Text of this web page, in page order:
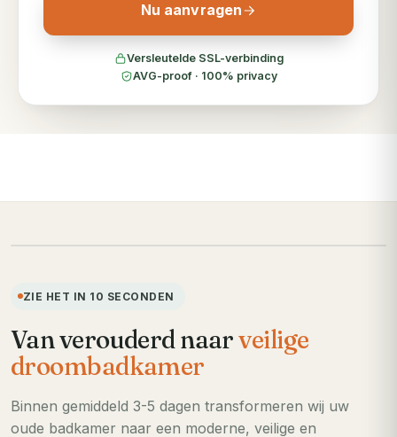
Nu aanvragen
Versleutelde SSL-verbinding
AVG-proof · 100% privacy
ZIE HET IN 10 SECONDEN
Van verouderd naarveilige
droombadkamer
Binnen gemiddeld 3-5 dagen transformeren wij uw
oude badkamer naar een moderne, veilige en